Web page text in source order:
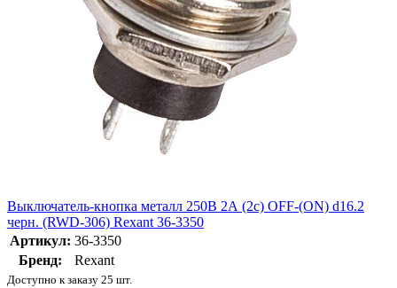
Выключатель-кнопка металл 250В 2А (2с) OFF-(ON) d16.2
черн. (RWD-306) Rexant 36-3350
Артикул: 36-3350
Бренд:
Rexant
Доступно к заказу 25 шт.